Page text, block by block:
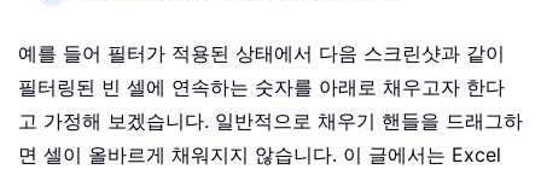
예를 들어 필터가 적용된 상태에서 다음 스크린샷과 같이
필터링된 빈 셀에 연속하는 숫자를 아래로 채우고자 한다
고 가정해 보겠습니다. 일반적으로 채우기 핸들을 드래그하
면 셀이 올바르게 채워지지 않습니다. 이 글에서는 Excel